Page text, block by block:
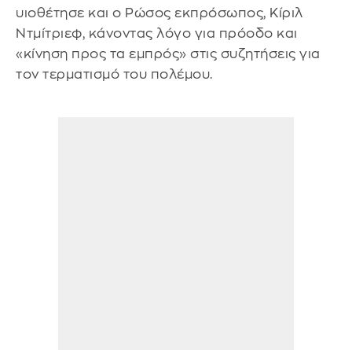
υιοθέτησε και ο Ρώσος εκπρόσωπος, Κίριλ
Ντμίτριεφ, κάνοντας λόγο για πρόοδο και
«κίνηση προς τα εμπρός» στις συζητήσεις για
τον τερματισμό του πολέμου.